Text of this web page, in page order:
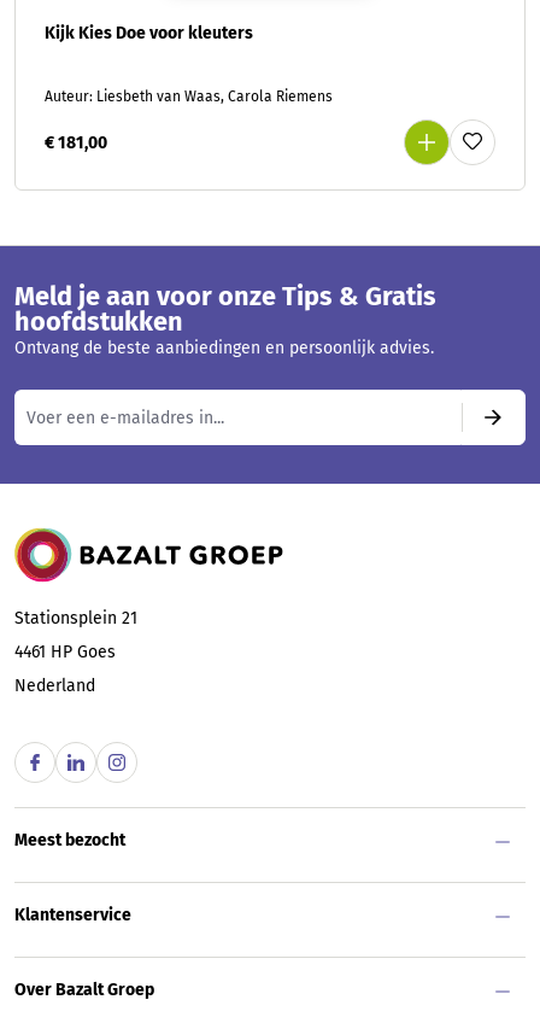
Kijk Kies Doe voor kleuters
Auteur: Liesbeth van Waas, Carola Riemens
€ 181,00
Meld je aan voor onze Tips & Gratis
hoofdstukken
Ontvang de beste aanbiedingen en persoonlijk advies.
Bazalt Groep
Stationsplein 21
4461 HP Goes
Nederland
Meest bezocht
Klantenservice
Over Bazalt Groep